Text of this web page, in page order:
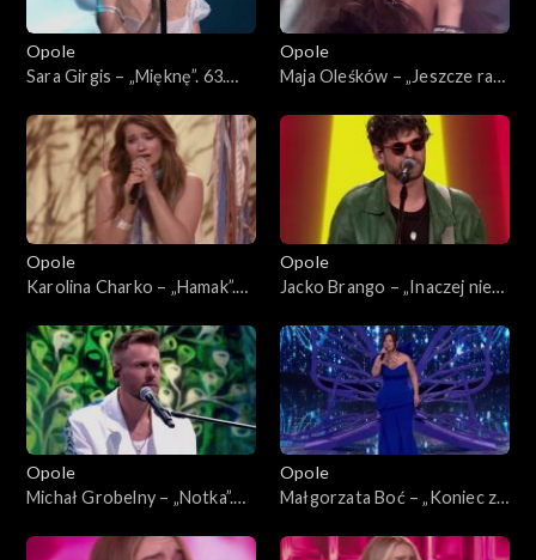
Opole
Sara Girgis – „Mięknę”. 63.
Opole
Maja Oleśków – „Jeszcze raz”.
Opole
Karolina Charko – „Hamak”.
Opole
Jacko Brango – „Inaczej nie
„Debiuty”
Opole
Michał Grobelny – „Notka”.
Opole
Małgorzata Boć – „Koniec z
„Debiuty”